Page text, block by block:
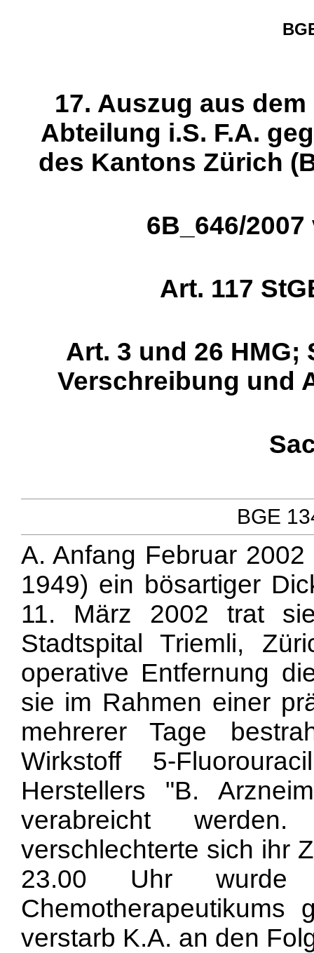
17. Auszug aus
Abteilung i.S. F.A.
des Kantons Zürich
6B_646/
Art. 117
Art. 3 und 26
Verschreibung und
BGE
A. Anfang Februar
1949) ein bösartiger
11. März 2002 trat
Stadtspital Triemli,
operative Entfernung
sie im Rahmen einer
mehrerer Tage
Wirkstoff 5-
Herstellers "B.
verabreicht
verschlechterte sich ihr
23.00 Uhr wurde
verstarb K.A. an den